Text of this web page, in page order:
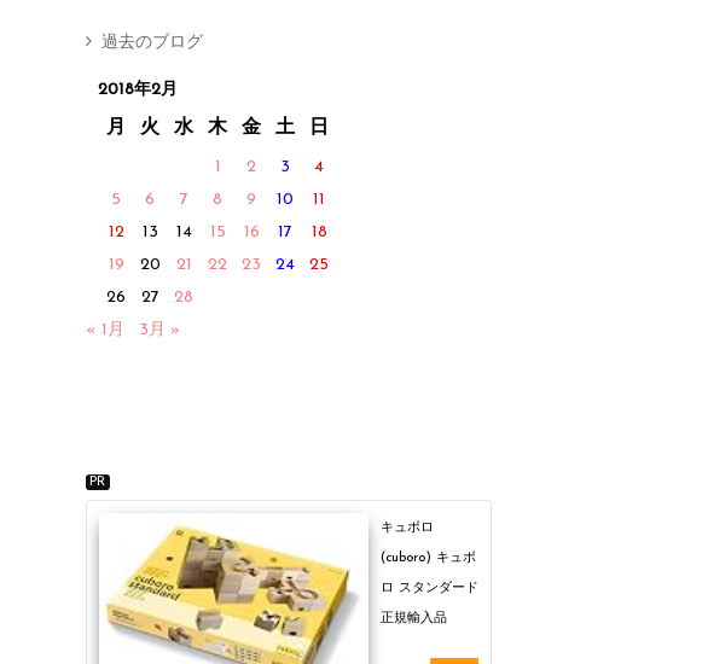
過去のブログ
2018年2月
月 火 水 木 金 土 日
1 2 3
4
5
6 7 8 9 10
11
12
13 14 15 16 17
18
19
20 21 22 23 24
25
26
27
28
« 1月
3月 »
PR
キュボロ
(cuboro) キュボ
ロ スタンダード
正規輸入品